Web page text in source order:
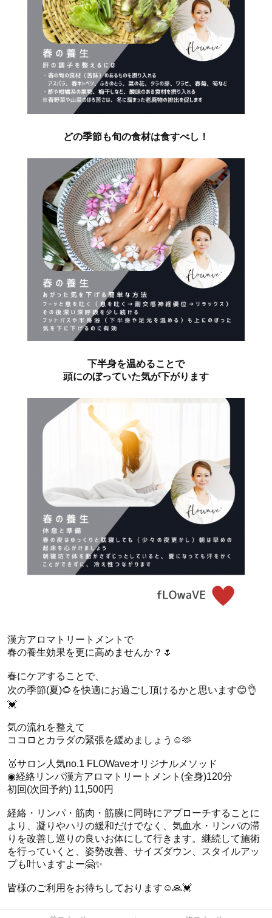
どの季節も旬の食材は食すべし！
下半身を温めることで
頭にのぼっていた気が下がります
漢方アロマトリートメントで
春の養生効果を更に高めませんか？🌷
春にケアすることで、
次の季節(夏)🌻を快適にお過ごし頂けるかと思います😊👌
💓
気の流れを整えて
ココロとカラダの緊張を緩めましょう☺️🫶
🥇サロン人気no.1 FLOWaveオリジナルメソッド
◉経絡リンパ漢方アロマトリートメント(全身)120分
初回(次回予約) 11,500円
経絡・リンパ・筋肉・筋膜に同時にアプローチすることに
より、凝りやハリの緩和だけでなく、気血水・リンパの滞
りを改善し巡りの良いお体にして行きます。継続して施術
を行っていくと、姿勢改善、サイズダウン、スタイルアッ
プも叶いますよー🤗✨
皆様のご利用をお待ちしております☺️🙏💓